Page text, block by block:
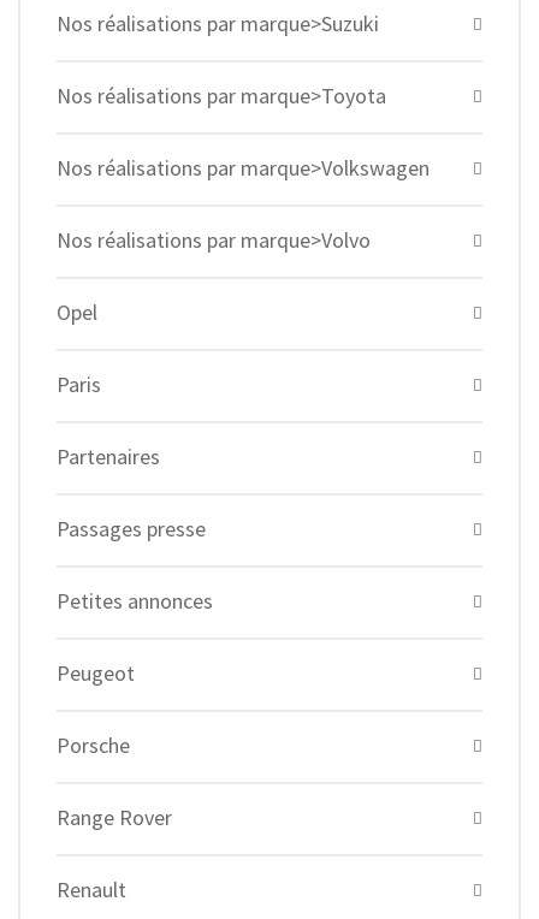
Nos réalisations par marque>Suzuki
Nos réalisations par marque>Toyota
Nos réalisations par marque>Volkswagen
Nos réalisations par marque>Volvo
Opel
Paris
Partenaires
Passages presse
Petites annonces
Peugeot
Porsche
Range Rover
Renault